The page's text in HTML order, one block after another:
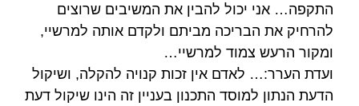
התקפה… אני יכול להבין את המשיבים שרוצים
להרחיק את הבריכה מביתם ולקדם אותה למרשיי,
ומקור הרעש צמוד למרשיי…
ועדת הערר:… לאדם אין זכות קנויה להקלה, ושיקול
הדעת הנתון למוסד התכנון בעניין זה הינו שיקול דעת